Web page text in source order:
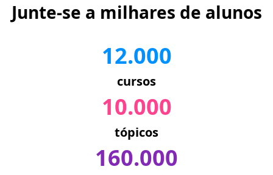
Junte-se a milhares de alunos
12.000
cursos
10.000
tópicos
160.000